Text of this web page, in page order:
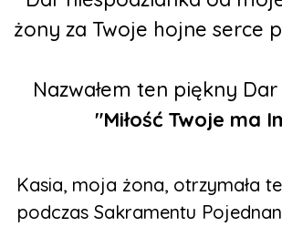
żony za Twoje hojne serce
Nazwałem ten piękny
"Miłość Twoje ma
Kasia, moja żona, otrzymała
podczas Sakramentu